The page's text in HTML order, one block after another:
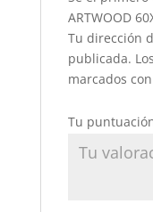
ARTWOOD
Tu dirección
publicada.
marcados con
Tu